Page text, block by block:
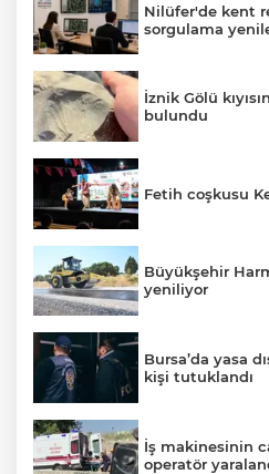
Nilüfer'de kent
sorgulama
İznik Gölü
bulundu
Fetih coşkusu
Büyükşehir
yeniliyor
Bursa’da yasa
kişi tutuklandı
İş makinesinin
operatör